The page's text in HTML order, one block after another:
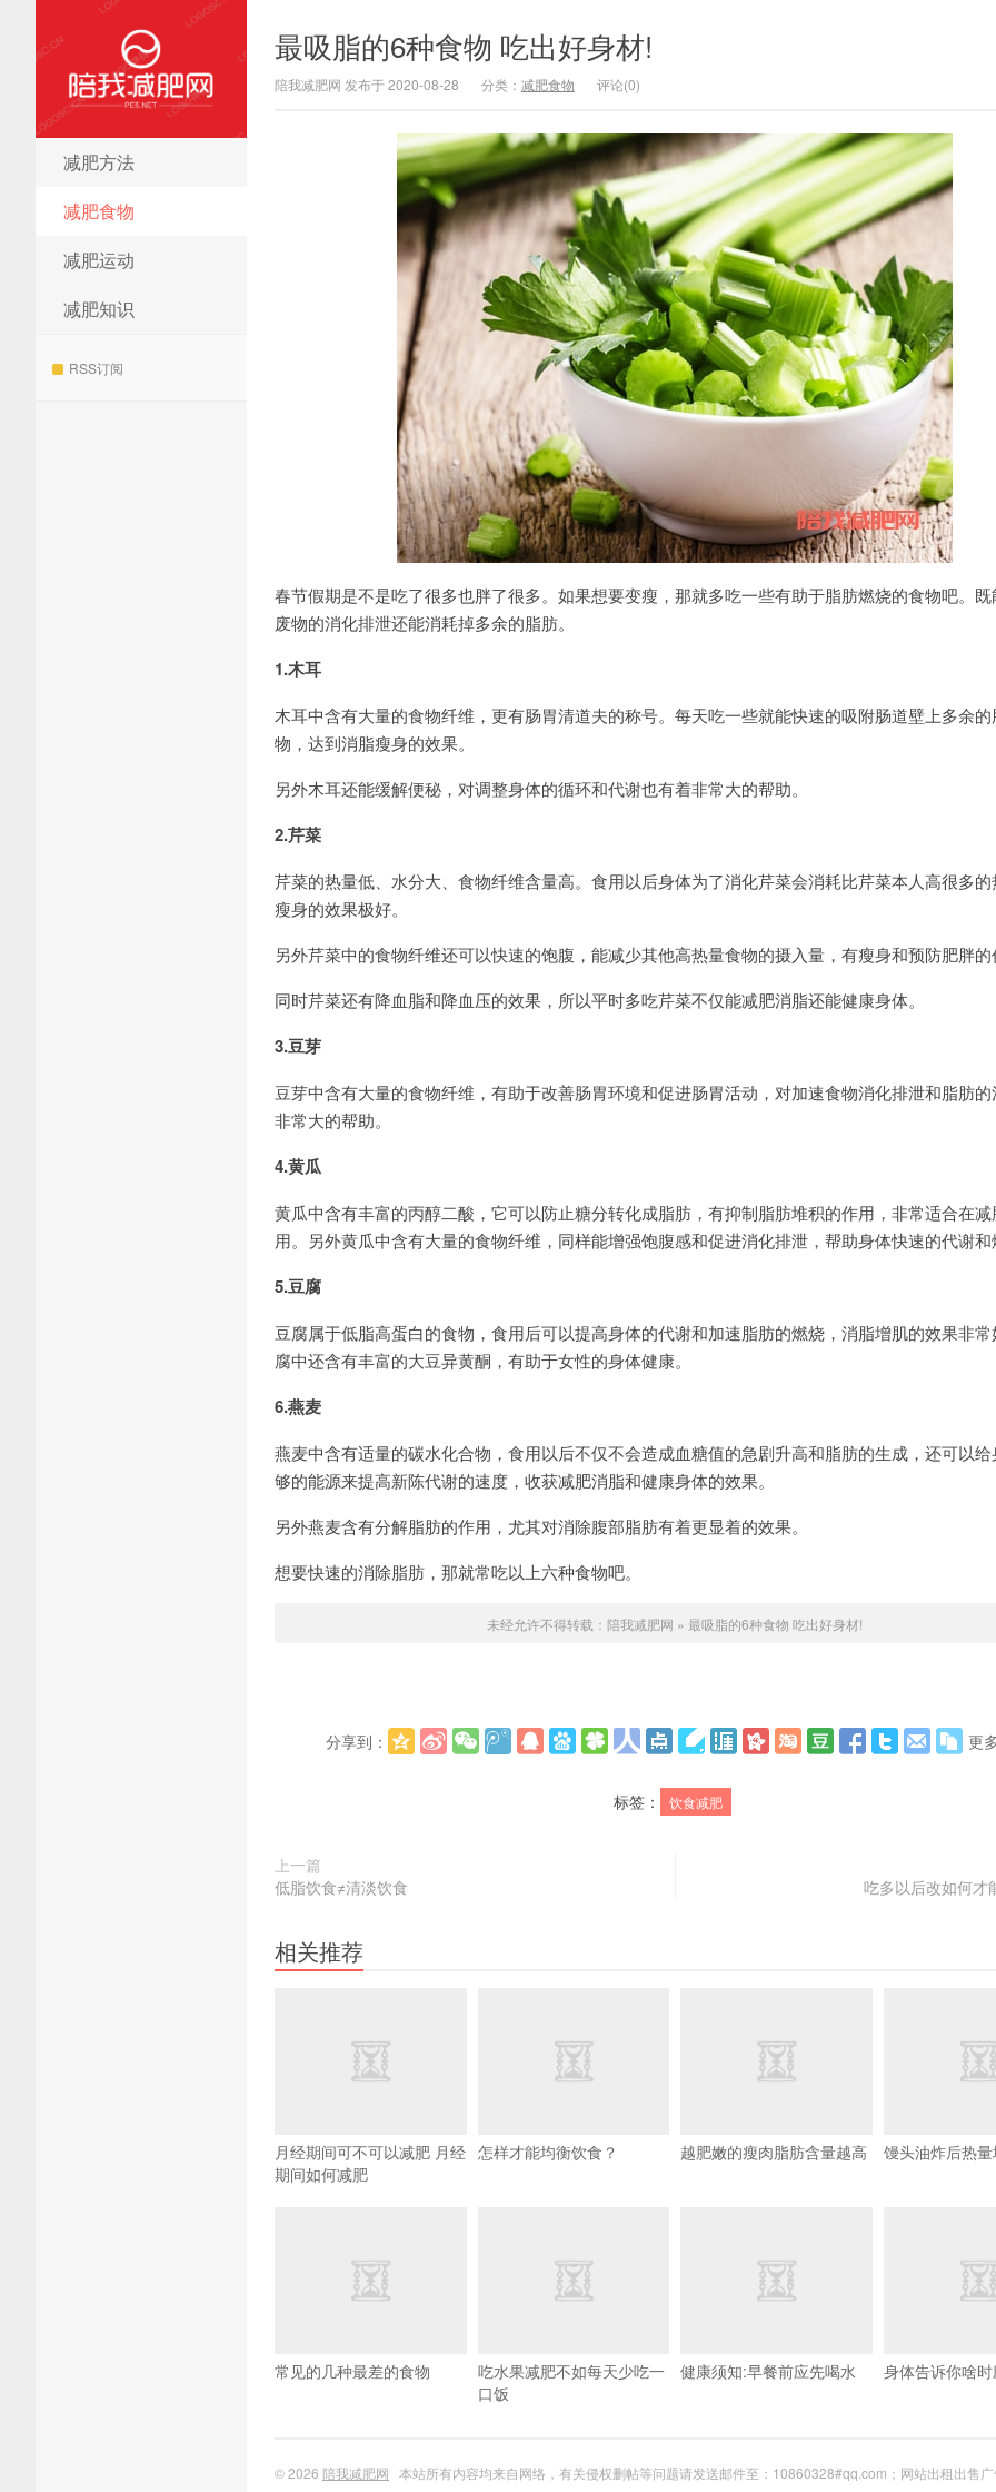
陪我减肥网
减肥方法
减肥食物
减肥运动
减肥知识
RSS订阅
最吸脂的6种食物 吃出好身材!
陪我减肥网 发布于 2020-08-28 分类： 减肥食物 评论(0)
春节假期是不是吃了很多也胖了很多。如果想要变瘦，那就多吃一些有助于脂肪燃烧的食物吧。
废物的消化排泄还能消耗掉多余的脂肪。
1.木耳
木耳中含有大量的食物纤维，更有肠胃清道夫的称号。每天吃一些就能快速的吸附肠道壁上多余的
物，达到消脂瘦身的效果。
另外木耳还能缓解便秘，对调整身体的循环和代谢也有着非常大的帮助。
2.芹菜
芹菜的热量低、水分大、食物纤维含量高。食用以后身体为了消化芹菜会消耗比芹菜本人高很多
瘦身的效果极好。
另外芹菜中的食物纤维还可以快速的饱腹，能减少其他高热量食物的摄入量，有瘦身和预防肥胖的
同时芹菜还有降血脂和降血压的效果，所以平时多吃芹菜不仅能减肥消脂还能健康身体。
3.豆芽
豆芽中含有大量的食物纤维，有助于改善肠胃环境和促进肠胃活动，对加速食物消化排泄和脂肪
非常大的帮助。
4.黄瓜
黄瓜中含有丰富的丙醇二酸，它可以防止糖分转化成脂肪，有抑制脂肪堆积的作用，非常适合在减
用。另外黄瓜中含有大量的食物纤维，同样能增强饱腹感和促进消化排泄，帮助身体快速的代谢和
5.豆腐
豆腐属于低脂高蛋白的食物，食用后可以提高身体的代谢和加速脂肪的燃烧，消脂增肌的效果非
腐中还含有丰富的大豆异黄酮，有助于女性的身体健康。
6.燕麦
燕麦中含有适量的碳水化合物，食用以后不仅不会造成血糖值的急剧升高和脂肪的生成，还可以给
够的能源来提高新陈代谢的速度，收获减肥消脂和健康身体的效果。
另外燕麦含有分解脂肪的作用，尤其对消除腹部脂肪有着更显着的效果。
想要快速的消除脂肪，那就常吃以上六种食物吧。
未经允许不得转载： 陪我减肥网 » 最吸脂的6种食物 吃出好身材!
分享到： 更
标签： 饮食减肥
上一篇
低脂饮食≠清淡饮食
吃多以后改如何才
相关推荐
月经期间可不可以减肥 月经
期间如何减肥
怎样才能均衡饮食？ 越肥嫩的瘦肉脂肪含量越高 馒头油炸后热
常见的几种最差的食物
吃水果减肥不如每天少吃一
口饭
健康须知:早餐前应先喝水 身体告诉你啥
© 2026 陪我减肥网 本站所有内容均来自网络，有关侵权删帖等问题请发送邮件至：10860328#qq.com；网站出租出售